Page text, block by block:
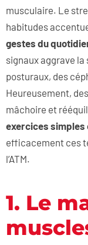
musculaire. Le
habitudes
gestes du
signaux aggrave
posturaux, des
Heureusement,
mâchoire et
exercices simples
efficacement ces
l’ATM.
1. Le